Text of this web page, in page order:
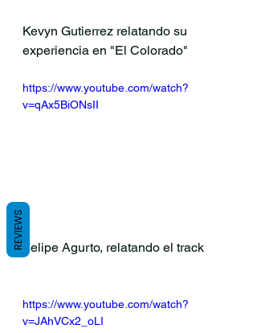
Kevyn Gutierrez relatando su
experiencia en "El Colorado"
https://www.youtube.com/watch?
v=qAx5BiONsII
Felipe Agurto, relatando el track
https://www.youtube.com/watch?
v=JAhVCx2_oLI
REVIEWS